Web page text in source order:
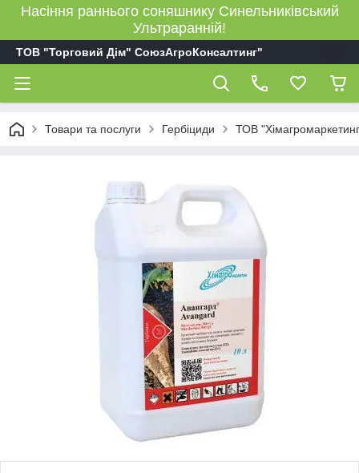
Насіння раннього соняшнику Синельниківський
Ультраранній!
ТОВ "Торговий Дім" СоюзАгроКонсалтинг"
Товари та послуги Гербіциди ТОВ